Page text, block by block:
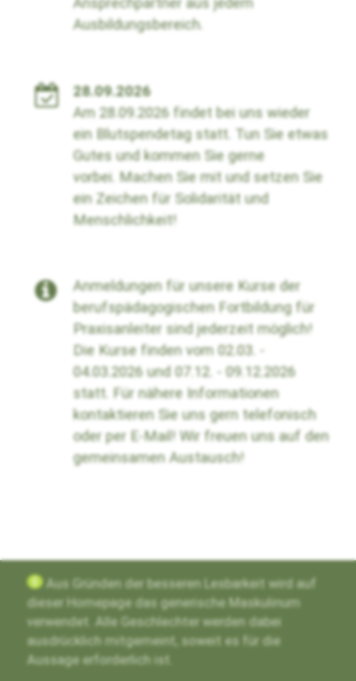
Ausbildungsbereich.
28.09.2026
Am 28.09.2026 findet bei uns wieder
ein Blutspendetag statt. Tun Sie etwas
Gutes und kommen Sie gerne
vorbei. Machen Sie mit und setzen Sie
ein Zeichen für Solidarität und
Menschlichkeit!
Anmeldungen für unsere Kurse der
berufspädagogischen Fortbildung für
Praxisanleiter sind jederzeit möglich!
Die Kurse finden vom 02.03. -
04.03.2026 und 07.12. - 09.12.2026
statt. Für nähere Informationen
kontaktieren Sie uns gern telefonisch
oder per E-Mail! Wir freuen uns auf den
gemeinsamen Austausch!
g Aus Gründen der besseren Lesbarkeit wird auf
dieser Homepage das generische Maskulinum
verwendet. Alle Geschlechter werden dabei
ausdrücklich mitgemeint, soweit es für die
Aussage erforderlich ist.